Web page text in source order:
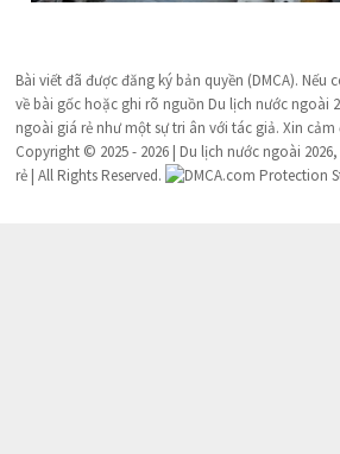
Bài viết đã được đăng ký bản quyền (DMCA). Nếu
về bài gốc hoặc ghi rõ nguồn Du lịch nước ngoài
ngoài giá rẻ như một sự tri ân với tác giả. Xin cảm
Copyright © 2025 - 2026 | Du lịch nước ngoài
rẻ | All Rights Reserved.